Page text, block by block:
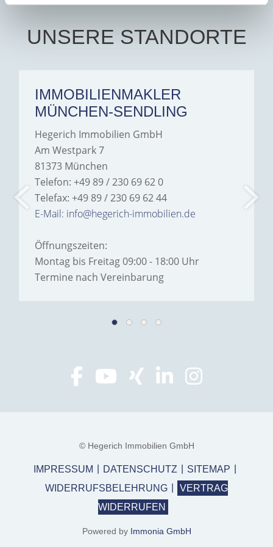
UNSERE STANDORTE
IMMOBILIENMAKLER
MÜNCHEN-SENDLING
Hegerich Immobilien GmbH
Am Westpark 7
81373 München
Telefon: +49 89 / 230 69 62 0
Telefax: +49 89 / 230 69 62 44
E-Mail: info@hegerich-immobilien.de
Öffnungszeiten:
Montag bis Freitag 09:00 - 18:00 Uhr
Termine nach Vereinbarung
© Hegerich Immobilien GmbH
IMPRESSUM DATENSCHUTZ
SITEMAP
WIDERRUFSBELEHRUNG
VERTRAG
WIDERRUFEN
Powered by Immonia GmbH